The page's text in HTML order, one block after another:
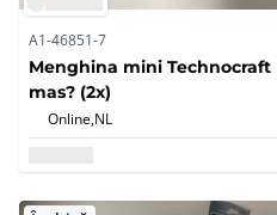
A1-46851-7
Menghina mini Technocraft
mas? (2x)
Online,NL